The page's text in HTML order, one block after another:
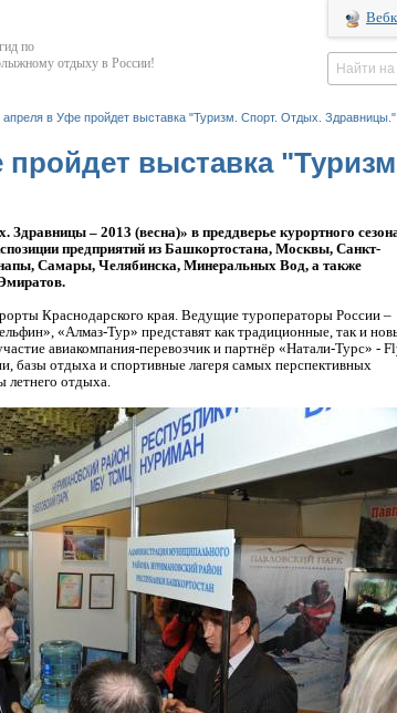
по
отдыху в России!
апреля в Уфе пройдет выставка "Туризм. Спорт. Отдых. Здравницы."
пройдет выставка
– 2013 (весна)» в преддверье курортного
предприятий из Башкортостана, Москвы, Санкт-
Самары, Челябинска, Минеральных Вод, а также
Краснодарского края. Ведущие туроператоры России –
«Алмаз-Тур» представят как традиционные, так и
авиакомпания-перевозчик и партнёр «Натали-Турс» -
базы отдыха и спортивные лагеря самых перспективных
летнего отдыха.